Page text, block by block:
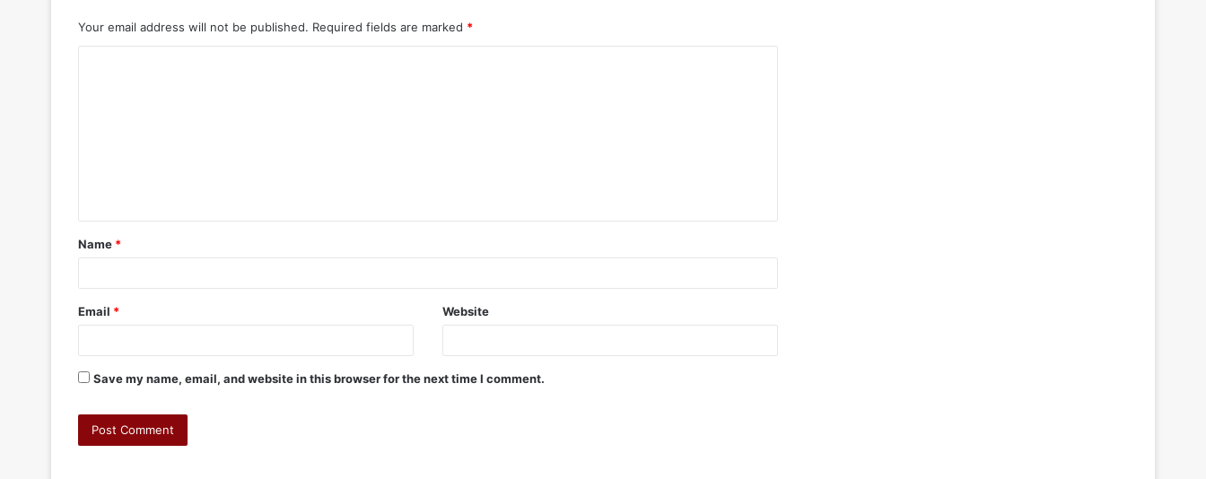
Your email address will not be published. Required fields are marked *
Name *
Email * Website
Save my name, email, and website in this browser for the next time I comment.